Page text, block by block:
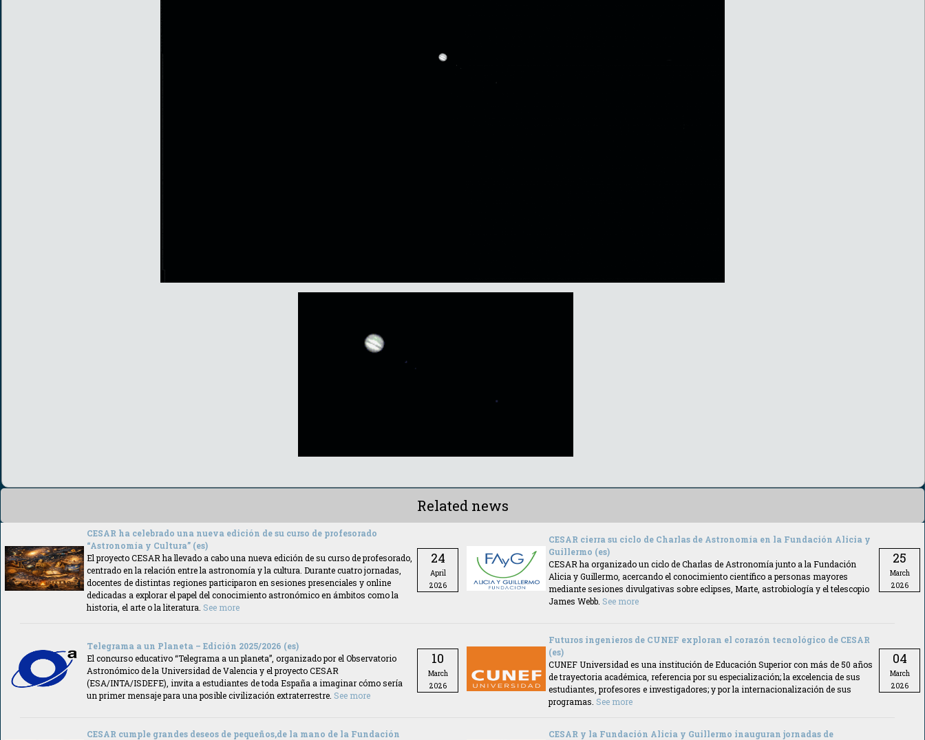
Related news
CESAR ha celebrado una nueva edición de su curso de profesorado
“Astronomía y Cultura” (es)
El proyecto CESAR ha llevado a cabo una nueva edición de su curso de profesorado,
centrado en la relación entre la astronomía y la cultura. Durante cuatro jornadas,
docentes de distintas regiones participaron en sesiones presenciales y online
dedicadas a explorar el papel del conocimiento astronómico en ámbitos como la
historia, el arte o la literatura. See more
24
April
2026
CESAR cierra su ciclo de Charlas de Astronomía en la Fundación Alicia y
Guillermo (es)
CESAR ha organizado un ciclo de Charlas de Astronomía junto a la Fundación
Alicia y Guillermo, acercando el conocimiento científico a personas mayores
mediante sesiones divulgativas sobre eclipses, Marte, astrobiología y el telescopio
James Webb. See more
25
March
2026
Telegrama a un Planeta – Edición 2025/2026 (es)
El concurso educativo “Telegrama a un planeta”, organizado por el Observatorio
Astronómico de la Universidad de Valencia y el proyecto CESAR
(ESA/INTA/ISDEFE), invita a estudiantes de toda España a imaginar cómo sería
un primer mensaje para una posible civilización extraterrestre. See more
10
March
2026
Futuros ingenieros de CUNEF exploran el corazón tecnológico de CESAR
(es)
CUNEF Universidad es una institución de Educación Superior con más de 50 años
de trayectoria académica, referencia por su especialización; la excelencia de sus
estudiantes, profesores e investigadores; y por la internacionalización de sus
programas. See more
04
March
2026
CESAR cumple grandes deseos de pequeños,de la mano de la Fundación
CESAR y la Fundación Alicia y Guillermo inauguran jornadas de